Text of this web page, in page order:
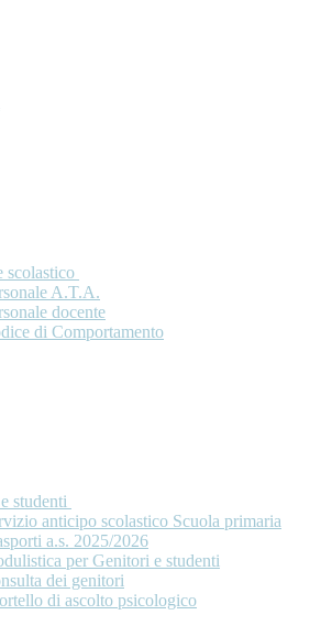
scolastico
A.T.A.
docente
di Comportamento
studenti
anticipo scolastico Scuola primaria
a.s. 2025/2026
per Genitori e studenti
dei genitori
di ascolto psicologico